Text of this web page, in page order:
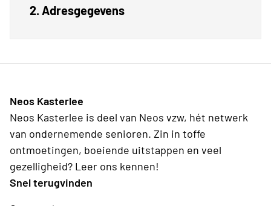
2. Adresgegevens
Neos Kasterlee
Neos Kasterlee is deel van Neos vzw, hét netwerk
van ondernemende senioren. Zin in toffe
ontmoetingen, boeiende uitstappen en veel
gezelligheid? Leer ons kennen!
Snel terugvinden